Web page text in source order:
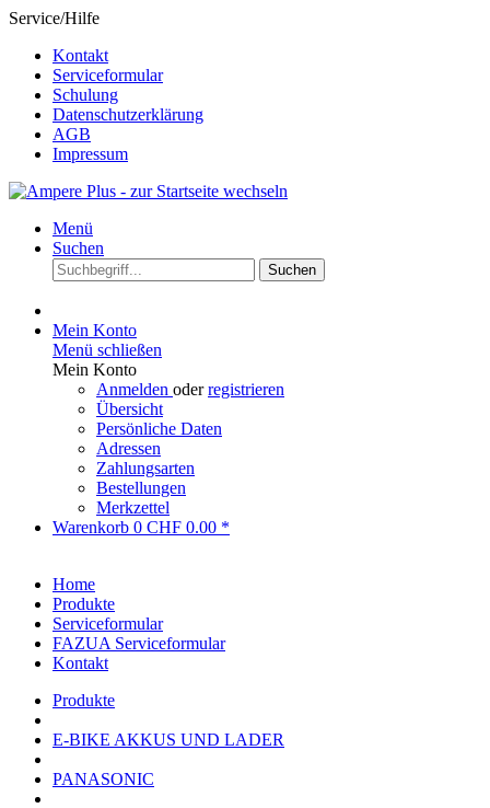
Service/Hilfe
Kontakt
Serviceformular
Schulung
Datenschutzerklärung
AGB
Impressum
Menü
Suchen
Suchen
Mein Konto
Menü schließen
Mein Konto
Anmelden oderregistrieren
Übersicht
Persönliche Daten
Adressen
Zahlungsarten
Bestellungen
Merkzettel
Warenkorb 0 CHF 0.00 *
Home
Produkte
Serviceformular
FAZUA Serviceformular
Kontakt
Produkte
E-BIKE AKKUS UND LADER
PANASONIC